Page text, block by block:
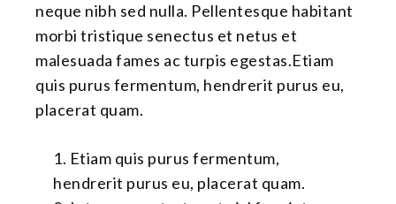
neque nibh sed nulla. Pellentesque habitant
morbi tristique senectus et netus et
malesuada fames ac turpis egestas.Etiam
quis purus fermentum, hendrerit purus eu,
placerat quam.
Etiam quis purus fermentum,
hendrerit purus eu, placerat quam.